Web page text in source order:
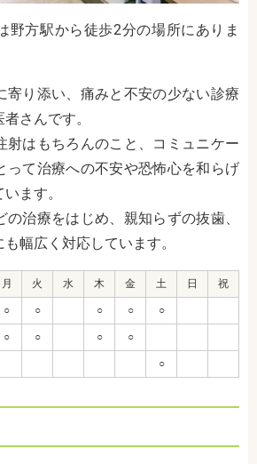
野方駅から徒歩2分の場所にありま
寄り添い、痛みと不安の少ない診療
さんです。
射はもちろんのこと、コミュニケー
って治療への不安や恐怖心を和らげ
ます。
治療をはじめ、親知らずの抜歯、
幅広く対応しています。
月 火 水 木 金 土 日 祝
○ ○ ○ ○ ○
○ ○ ○ ○
○